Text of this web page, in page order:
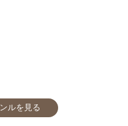
ルを見る